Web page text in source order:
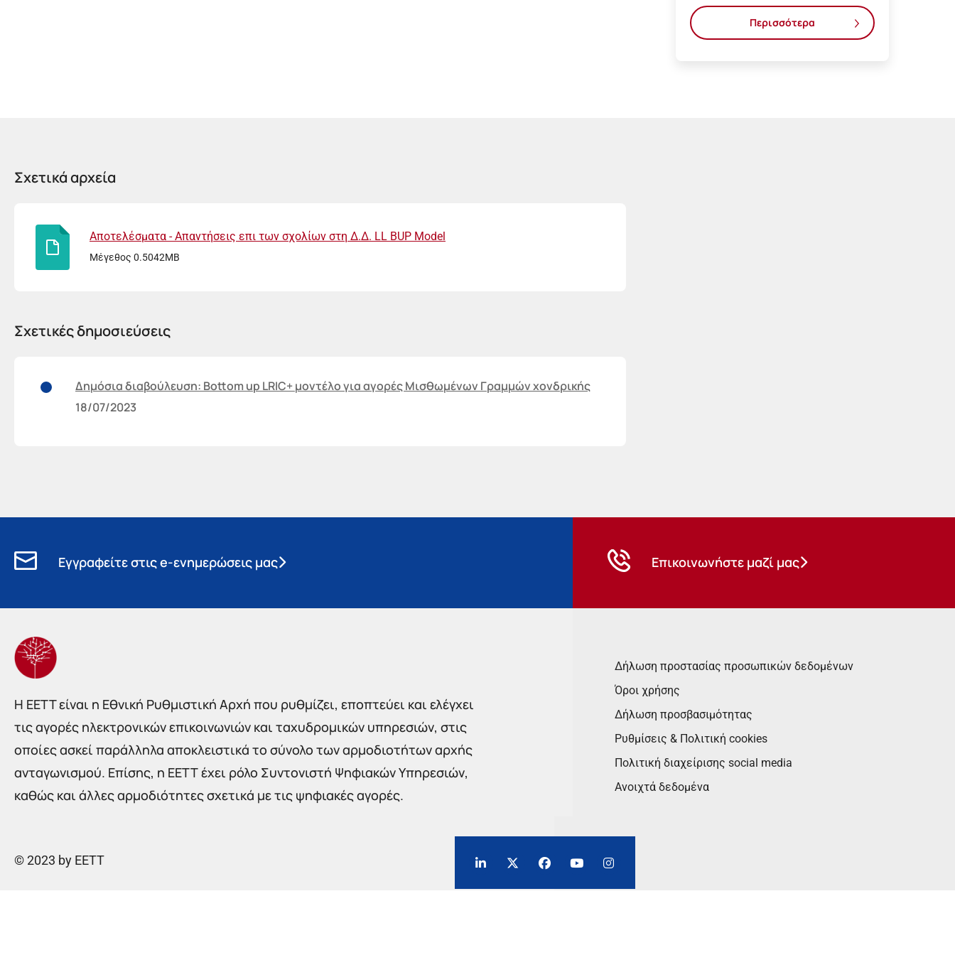
Περισσότερα
Σχετικά αρχεία
Αποτελέσματα - Απαντήσεις επι των σχολίων στη Δ.Δ. LL BUP Model
Μέγεθος 0.5042MB
Σχετικές δημοσιεύσεις
Δημόσια διαβούλευση: Bottom up LRIC+ μοντέλο για αγορές Μισθωμένων Γραμμών χονδρικής
18/07/2023
Εγγραφείτε στις e-ενημερώσεις μας Επικοινωνήστε μαζί μας
Η EETT είναι η Εθνική Ρυθμιστική Αρχή που ρυθμίζει, εποπτεύει και ελέγχει
τις αγορές ηλεκτρονικών επικοινωνιών και ταχυδρομικών υπηρεσιών, στις
οποίες ασκεί παράλληλα αποκλειστικά το σύνολο των αρμοδιοτήτων αρχής
ανταγωνισμού. Επίσης, η ΕΕΤΤ έχει ρόλο Συντονιστή Ψηφιακών Υπηρεσιών,
καθώς και άλλες αρμοδιότητες σχετικά με τις ψηφιακές αγορές.
Δήλωση προστασίας προσωπικών δεδομένων
Όροι χρήσης
Δήλωση προσβασιμότητας
Ρυθμίσεις & Πολιτική cookies
Πολιτική διαχείρισης social media
Ανοιχτά δεδομένα
© 2023 by EETT